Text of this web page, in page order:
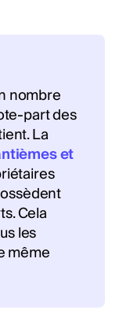
nombre
part des
La
et
Cela
les
même